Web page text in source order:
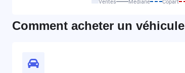
Ventes Médiane Copart
Comment acheter un véhicule